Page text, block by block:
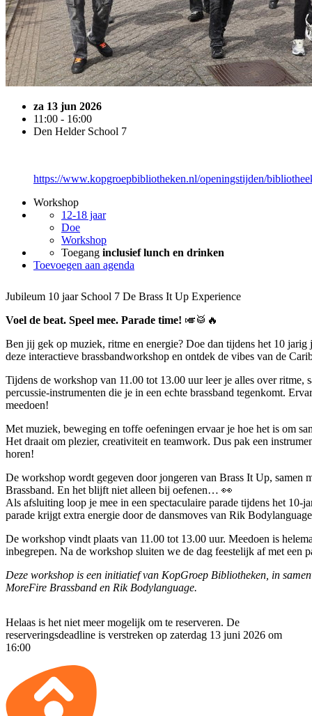
za 13 jun 2026
11:00 - 16:00
Den Helder School 7
https://www.kopgroepbibliotheken.nl/openingstijden/
Workshop
12-18 jaar
Doe
Workshop
Toegang inclusief lunch en drinken
Toevoegen aan agenda
Jubileum 10 jaar School 7 De Brass It Up Experience
Voel de beat. Speel mee. Parade time! 🎺🥁🔥
Ben jij gek op muziek, ritme en energie? Doe dan tijdens het 10 jarig
deze interactieve brassbandworkshop en ontdek de vibes van de
Tijdens de workshop van 11.00 tot 13.00 uur leer je alles over ritme,
percussie-instrumenten die je in een echte brassband tegenkomt.
meedoen!
Met muziek, beweging en toffe oefeningen ervaar je hoe het is om
Het draait om plezier, creativiteit en teamwork. Dus pak een
horen!
De workshop wordt gegeven door jongeren van Brass It Up, samen
Brassband. En het blijft niet alleen bij oefenen… 👀
Als afsluiting loop je mee in een spectaculaire parade tijdens het 10-
parade krijgt extra energie door de dansmoves van Rik
De workshop vindt plaats van 11.00 tot 13.00 uur. Meedoen is
inbegrepen. Na de workshop sluiten we de dag feestelijk af met een
Deze workshop is een initiatief van KopGroep Bibliotheken, in
MoreFire Brassband en Rik Bodylanguage.
Helaas is het niet meer mogelijk om te reserveren. De
reserveringsdeadline is verstreken op zaterdag 13 juni 2026 om
16:00